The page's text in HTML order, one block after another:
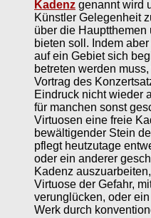
Kadenz genannt wird
Künstler Gelegenheit
über die Hauptthemen
bieten soll. Indem
auf ein Gebiet sich
betreten werden
Vortrag des
Eindruck nicht wieder
für manchen sonst
Virtuosen eine freie
bewältigender Stein
pflegt heutzutage
oder ein anderer
Kadenz
Virtuose der Gefahr,
verunglücken, oder
Werk durch